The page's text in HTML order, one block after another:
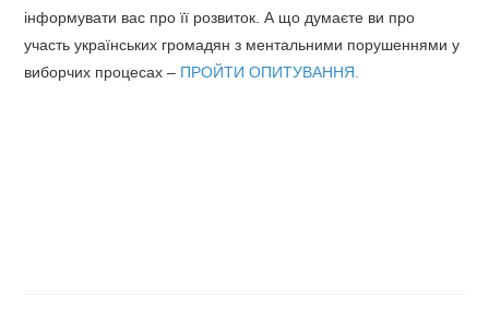
інформувати вас про її розвиток. А що думаєте ви про
участь українських громадян з ментальними порушеннями у
виборчих процесах – ПРОЙТИ ОПИТУВАННЯ.